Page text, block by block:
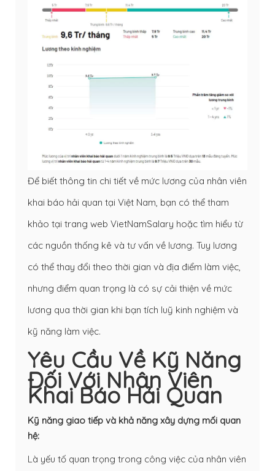
Để biết thông tin chi tiết về mức lương của nhân viên
khai báo hải quan tại Việt Nam, bạn có thể tham
khảo tại trang web VietNamSalary hoặc tìm hiểu từ
các nguồn thống kê và tư vấn về lương. Tuy lương
có thể thay đổi theo thời gian và địa điểm làm việc,
nhưng điểm quan trọng là có sự cải thiện về mức
lương qua thời gian khi bạn tích luỹ kinh nghiệm và
kỹ năng làm việc.
Yêu Cầu Về Kỹ Năng
Đối Với Nhân Viên
Khai Báo Hải Quan
Kỹ năng giao tiếp và khả năng xây dựng mối quan
hệ:
Là yếu tố quan trọng trong công việc của nhân viên